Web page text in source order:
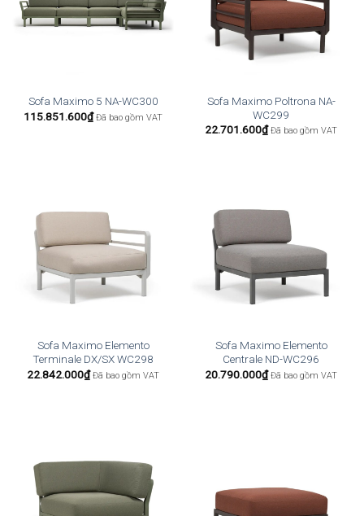
Sofa Maximo 5 NA-WC300
115.851.600₫ Đã bao gồm VAT
Sofa Maximo Poltrona NA-
WC299
22.701.600₫ Đã bao gồm VAT
Sofa Maximo Elemento
Terminale DX/SX WC298
22.842.000₫ Đã bao gồm VAT
Sofa Maximo Elemento
Centrale ND-WC296
20.790.000₫ Đã bao gồm VAT